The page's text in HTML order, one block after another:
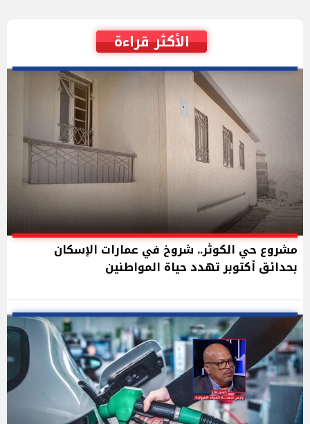
الأكثر قراءة
مشروع حي الكوثر.. شروخ في عمارات الإسكان
بحدائق أكتوبر تهدد حياة المواطنين